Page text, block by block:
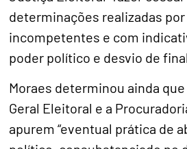
determinações realizadas
incompetentes e com
poder político e desvio de
Moraes determinou ainda
Geral Eleitoral e a
apurem “eventual prática de